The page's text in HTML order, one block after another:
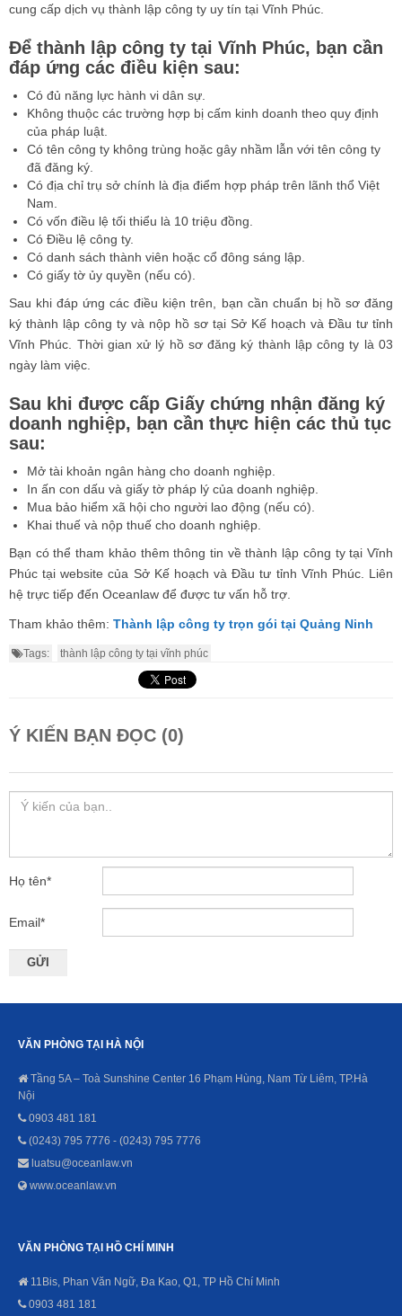
cung cấp dịch vụ thành lập công ty uy tín tại Vĩnh Phúc.
Để thành lập công ty tại Vĩnh Phúc, bạn cần
đáp ứng các điều kiện sau:
Có đủ năng lực hành vi dân sự.
Không thuộc các trường hợp bị cấm kinh doanh theo quy định
của pháp luật.
Có tên công ty không trùng hoặc gây nhầm lẫn với tên công ty
đã đăng ký.
Có địa chỉ trụ sở chính là địa điểm hợp pháp trên lãnh thổ Việt
Nam.
Có vốn điều lệ tối thiểu là 10 triệu đồng.
Có Điều lệ công ty.
Có danh sách thành viên hoặc cổ đông sáng lập.
Có giấy tờ ủy quyền (nếu có).
Sau khi đáp ứng các điều kiện trên, bạn cần chuẩn bị hồ sơ đăng
ký thành lập công ty và nộp hồ sơ tại Sở Kế hoạch và Đầu tư tỉnh
Vĩnh Phúc. Thời gian xử lý hồ sơ đăng ký thành lập công ty là 03
ngày làm việc.
Sau khi được cấp Giấy chứng nhận đăng ký
doanh nghiệp, bạn cần thực hiện các thủ tục
sau:
Mở tài khoản ngân hàng cho doanh nghiệp.
In ấn con dấu và giấy tờ pháp lý của doanh nghiệp.
Mua bảo hiểm xã hội cho người lao động (nếu có).
Khai thuế và nộp thuế cho doanh nghiệp.
Bạn có thể tham khảo thêm thông tin về thành lập công ty tại Vĩnh
Phúc tại website của Sở Kế hoạch và Đầu tư tỉnh Vĩnh Phúc. Liên
hệ trực tiếp đến Oceanlaw để được tư vấn hỗ trợ.
Tham khảo thêm: Thành lập công ty trọn gói tại Quảng Ninh
Tags: thành lập công ty tại vĩnh phúc
Ý KIẾN BẠN ĐỌC (0)
Họ tên*
Email*
VĂN PHÒNG TẠI HÀ NỘI
Tầng 5A – Toà Sunshine Center 16 Phạm Hùng, Nam Từ Liêm, TP.Hà
Nội
0903 481 181
(0243) 795 7776 - (0243) 795 7776
luatsu@oceanlaw.vn
www.oceanlaw.vn
VĂN PHÒNG TẠI HỒ CHÍ MINH
11Bis, Phan Văn Ngữ, Đa Kao, Q1, TP Hồ Chí Minh
0903 481 181